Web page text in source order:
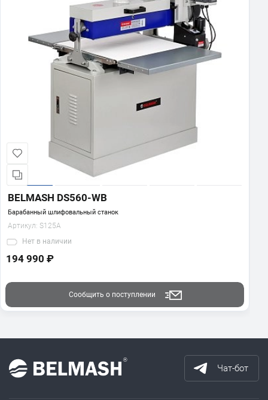
BELMASH DS560-WB
Барабанный шлифовальный станок
Артикул: S125A
Нет в наличии
194 990 ₽
Сообщить о поступлении
Чат-бот